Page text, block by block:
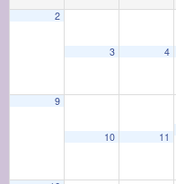
2
3 4
9
10 11